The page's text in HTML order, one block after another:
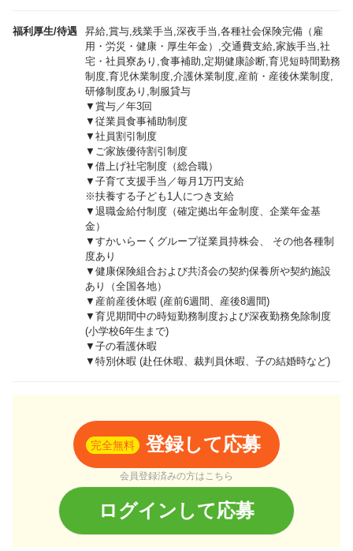
福利厚生/待遇
昇給,賞与,残業手当,深夜手当,各種社会保険完備（雇
用・労災・健康・厚生年金）,交通費支給,家族手当,社
宅・社員寮あり,食事補助,定期健康診断,育児短時間勤務
制度,育児休業制度,介護休業制度,産前・産後休業制度,
研修制度あり,制服貸与
▼賞与／年3回
▼従業員食事補助制度
▼社員割引制度
▼ご家族優待割引制度
▼借上げ社宅制度（総合職）
▼子育て支援手当／毎月1万円支給
※扶養する子ども1人につき支給
▼退職金給付制度（確定拠出年金制度、企業年金基
金）
▼すかいらーくグループ従業員持株会、 その他各種制
度あり
▼健康保険組合および共済会の契約保養所や契約施設
あり（全国各地）
▼産前産後休暇 (産前6週間、産後8週間)
▼育児期間中の時短勤務制度および深夜勤務免除制度
(小学校6年生まで)
▼子の看護休暇
▼特別休暇 (赴任休暇、裁判員休暇、子の結婚時など)
完全無料 登録して応募
会員登録済みの方はこちら
ログインして応募